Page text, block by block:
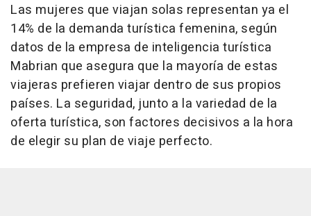
Las mujeres que viajan solas representan ya el
14% de la demanda turística femenina, según
datos de la empresa de inteligencia turística
Mabrian que asegura que la mayoría de estas
viajeras prefieren viajar dentro de sus propios
países. La seguridad, junto a la variedad de la
oferta turística, son factores decisivos a la hora
de elegir su plan de viaje perfecto.